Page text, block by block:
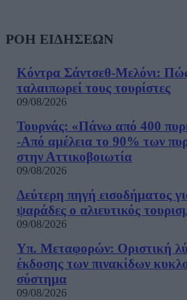
ΡΟΗ ΕΙΔΗΣΕΩΝ
Κόντρα Σάντσεθ-Μελόνι:
ταλαιπωρεί τους τουρίστες
09/08/2026
Τουρνάς: «Πάνω από 400
-Από αμέλεια το 90% των
στην Αττικοβοιωτία
09/08/2026
Δεύτερη πηγή εισοδήματος
ψαράδες ο αλιευτικός
09/08/2026
Υπ. Μεταφορών: Οριστική
έκδοσης των πινακίδων
σύστημα
09/08/2026